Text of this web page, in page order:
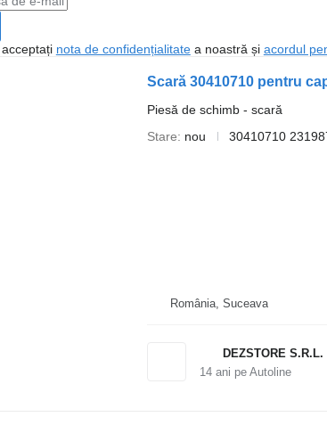
nota de confidențialitatea noastră și acordul
Scară 30410710 pentru
Piesă de schimb - scară
Stare
nou 30410710
România, Suceava
DEZSTORE S.R.L.
14ani pe Autoline